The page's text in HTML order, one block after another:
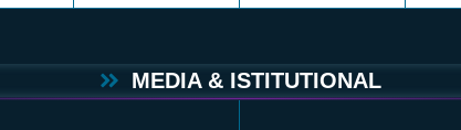
MEDIA & ISTITUTIONAL